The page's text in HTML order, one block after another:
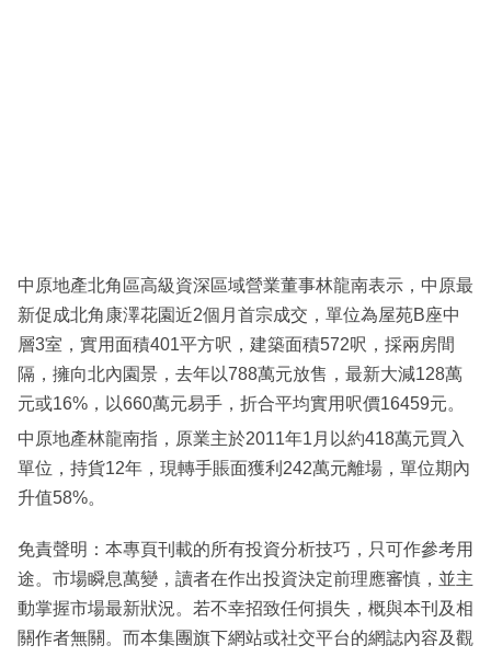
區
中原地產北角區高級資深區域營業董事林龍南表示，中原最
新促成北角康澤花園近2個月首宗成交，單位為屋苑B座中
層3室，實用面積401平方呎，建築面積572呎，採兩房間
隔，擁向北內園景，去年以788萬元放售，最新大減128萬
元或16%，以660萬元易手，折合平均實用呎價16459元。
中原地產林龍南指，原業主於2011年1月以約418萬元買入
單位，持貨12年，現轉手賬面獲利242萬元離場，單位期內
升值58%。
免責聲明：本專頁刊載的所有投資分析技巧，只可作參考用
途。市場瞬息萬變，讀者在作出投資決定前理應審慎，並主
動掌握市場最新狀況。若不幸招致任何損失，概與本刊及相
關作者無關。而本集團旗下網站或社交平台的網誌內容及觀